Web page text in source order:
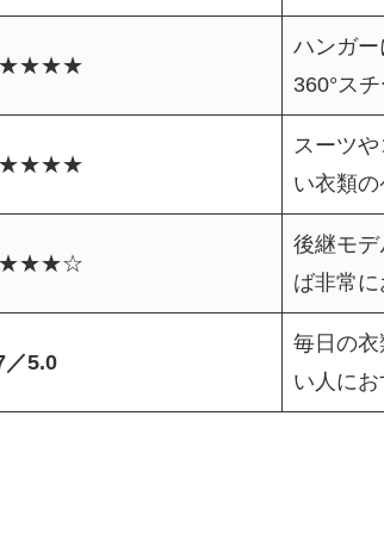
ハンガー
360°ス
スーツや
い衣類の
後継モ
ば非常に
／5.0
毎日の
い人にお